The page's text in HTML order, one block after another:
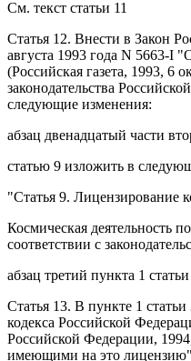
См. текст статьи 11
Статья 12. Внести в Закон
августа 1993 года N 5663-I
(Российская газета, 1993, 6
законодательства
следующие изменения:
абзац двенадцатый части
статью 9 изложить в
"Статья 9. Лицензирование
Космическая деятельность
соответствии с
абзац третий пункта 1 статьи
Статья 13. В пункте 1 статьи
кодекса Российской
Российской Федерации,
имеющими на это